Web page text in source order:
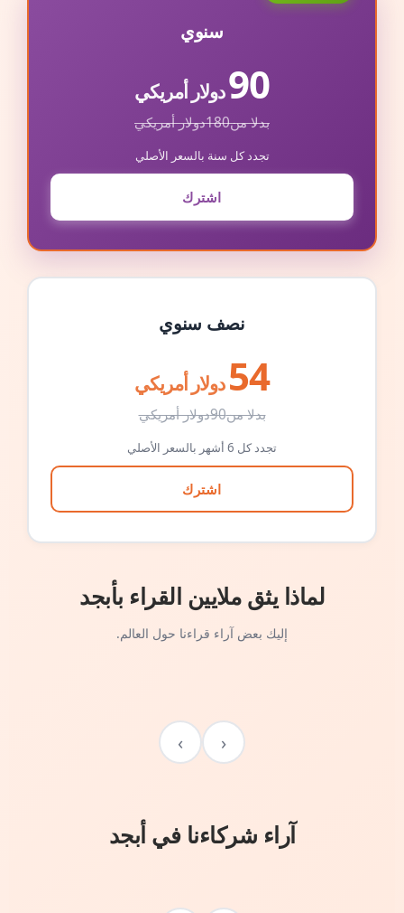
سنوي
90دولار أمريكي
بدلا من180دولار أمريكي
تجدد كل سنة بالسعر الأصلي
اشترك
نصف سنوي
54 دولار أمريكي
بدلا من90دولار أمريكي
تجدد كل 6 أشهر بالسعر الأصلي
اشترك
لماذا يثق ملايين القراء بأبجد
إليك بعض آراء قراءنا حول العالم.
‹
›
آراء شركاءنا في أبجد